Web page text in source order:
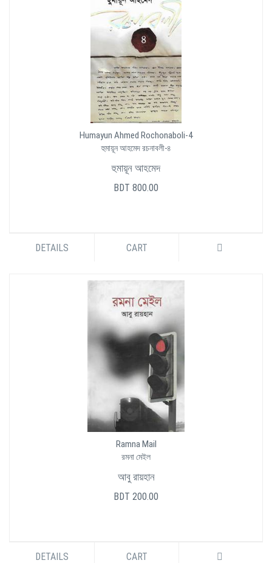
Humayun Ahmed Rochonaboli-4
হুমায়ূন আহমেদ রচনাবলী-৪
হুমায়ূন আহমেদ
BDT 800.00
DETAILS CART
Ramna Mail
রমনা মেইল
আবু রায়হান
BDT 200.00
DETAILS CART